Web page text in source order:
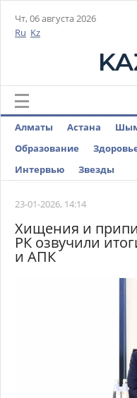
Чт, 06 августа 2026
Ru Kz
Алматы Астана
Образование
Интервью
Звезды
23-01-2026, 14:14
Хищения и
РК озвучили
и АПК